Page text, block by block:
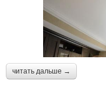
читать дальше →